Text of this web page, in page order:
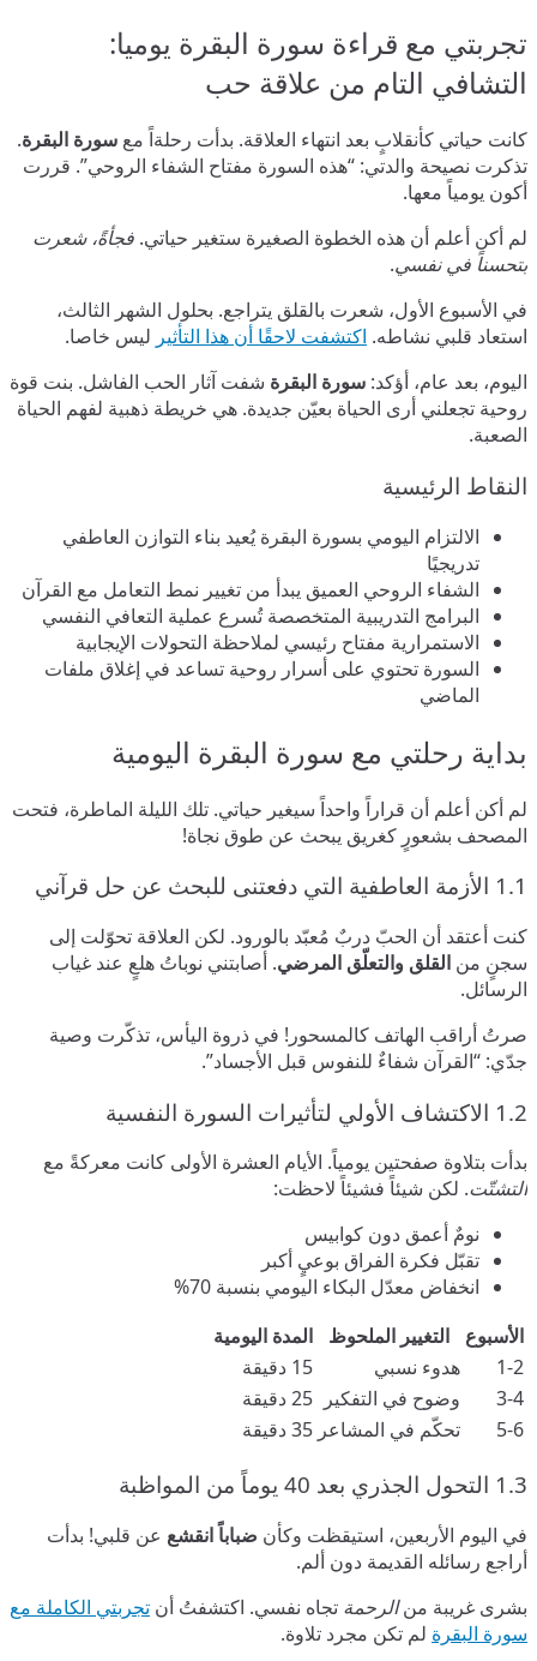
تجربتي مع قراءة سورة البقرة يوميا:
التشافي التام من علاقة حب
كانت حياتي كأنقلابٍ بعد انتهاء العلاقة. بدأت رحلةاً مع سورة البقرة.
تذكرت نصيحة والدتي: “هذه السورة مفتاح الشفاء الروحي”. قررت
أكون يومياً معها.
لم أكن أعلم أن هذه الخطوة الصغيرة ستغير حياتي. فجأةً، شعرت
بتحسناً في نفسي.
في الأسبوع الأول، شعرت بالقلق يتراجع. بحلول الشهر الثالث،
استعاد قلبي نشاطه. اكتشفت لاحقًا أن هذا التأثير ليس خاصا.
اليوم، بعد عام، أؤكد: سورة البقرة شفت آثار الحب الفاشل. بنت قوة
روحية تجعلني أرى الحياة بعيّن جديدة. هي خريطة ذهبية لفهم الحياة
الصعبة.
النقاط الرئيسية
الالتزام اليومي بسورة البقرة يُعيد بناء التوازن العاطفي
تدريجيًا
الشفاء الروحي العميق يبدأ من تغيير نمط التعامل مع القرآن
البرامج التدريبية المتخصصة تُسرع عملية التعافي النفسي
الاستمرارية مفتاح رئيسي لملاحظة التحولات الإيجابية
السورة تحتوي على أسرار روحية تساعد في إغلاق ملفات
الماضي
بداية رحلتي مع سورة البقرة اليومية
لم أكن أعلم أن قراراً واحداً سيغير حياتي. تلك الليلة الماطرة، فتحت
المصحف بشعورٍ كغريق يبحث عن طوق نجاة!
1.1 الأزمة العاطفية التي دفعتنى للبحث عن حل قرآني
كنت أعتقد أن الحبّ دربٌ مُعبّد بالورود. لكن العلاقة تحوّلت إلى
سجنٍ من القلق والتعلّق المرضي. أصابتني نوباتُ هلعٍ عند غياب
الرسائل.
صرتُ أراقب الهاتف كالمسحور! في ذروة اليأس، تذكّرت وصية
جدّي: “القرآن شفاءٌ للنفوس قبل الأجساد”.
1.2 الاكتشاف الأولي لتأثيرات السورة النفسية
بدأت بتلاوة صفحتين يومياً. الأيام العشرة الأولى كانت معركةً مع
التشتّت. لكن شيئاً فشيئاً لاحظت:
نومٌ أعمق دون كوابيس
تقبّل فكرة الفراق بوعيٍ أكبر
انخفاض معدّل البكاء اليومي بنسبة 70%
الأسبوع
التغيير الملحوظ
المدة اليومية
1-2
هدوء نسبي
15 دقيقة
3-4
وضوح في التفكير 25 دقيقة
5-6
تحكّم في المشاعر 35 دقيقة
1.3 التحول الجذري بعد 40 يوماً من المواظبة
في اليوم الأربعين، استيقظت وكأن ضباباً انقشع عن قلبي! بدأت
أراجع رسائله القديمة دون ألم.
بشرى غريبة منالرحمة تجاه نفسي. اكتشفتُ أن تجربتي الكاملة مع
سورة البقرة لم تكن مجرد تلاوة.